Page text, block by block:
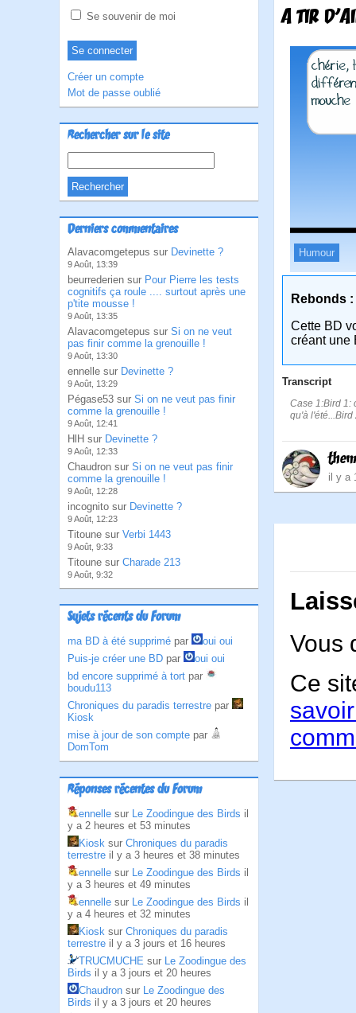
Se souvenir de moi
Créer un compte
Mot de passe oublié
Rechercher sur le site
Derniers commentaires
Alavacomgetepus sur Devinette ?
9 Août, 13:39
beurrederien sur Pour Pierre les tests
cognitifs ça roule .... surtout après une
p'tite mousse !
9 Août, 13:35
Alavacomgetepus sur Si on ne veut
pas finir comme la grenouille !
9 Août, 13:30
ennelle sur Devinette ?
9 Août, 13:29
Pégase53 sur Si on ne veut pas finir
comme la grenouille !
9 Août, 12:41
HlH sur Devinette ?
9 Août, 12:33
Chaudron sur Si on ne veut pas finir
comme la grenouille !
9 Août, 12:28
incognito sur Devinette ?
9 Août, 12:23
Titoune sur Verbi 1443
9 Août, 9:33
Titoune sur Charade 213
9 Août, 9:32
Sujets récents du Forum
ma BD à été supprimé par
oui oui
Puis-je créer une BD par
oui oui
bd encore supprimé à tort par
boudu113
Chroniques du paradis terrestre par
Kiosk
mise à jour de son compte par
DomTom
Réponses récentes du Forum
ennelle sur Le Zoodingue des Birds il
y a 2 heures et 53 minutes
Kiosk sur Chroniques du paradis
terrestre il y a 3 heures et 38 minutes
ennelle sur Le Zoodingue des Birds il
y a 3 heures et 49 minutes
ennelle sur Le Zoodingue des Birds il
y a 4 heures et 32 minutes
Kiosk sur Chroniques du paradis
terrestre il y a 3 jours et 16 heures
TRUCMUCHE sur Le Zoodingue des
Birds il y a 3 jours et 20 heures
Chaudron sur Le Zoodingue des
Birds il y a 3 jours et 20 heures
A TIR
Humour
Rebonds :
Cette BD
créant une
Transcript
Case 1:Bird 1:
qu'à l'été...Bird
il y a
Vous
Ce